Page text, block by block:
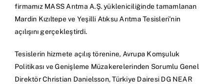
firmamız MASS Arıtma A.Ş. yükleniciliğinde tamamlanan
Mardin Kızıltepe ve Yeşilli Atıksu Arıtma Tesisleri’nin
açılışını gerçekleştirdi.
Tesislerin hizmete açılış törenine, Avrupa Komşuluk
Politikası ve Genişleme Müzakerelerinden Sorumlu Genel
Direktör Christian Danielsson, Türkiye Dairesi DG NEAR